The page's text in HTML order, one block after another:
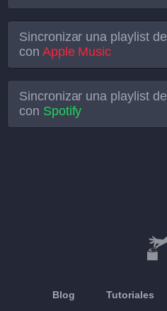
Sincronizar una playlist de
con Apple Music
Sincronizar una playlist de
con Spotify
Blog Tutoriales